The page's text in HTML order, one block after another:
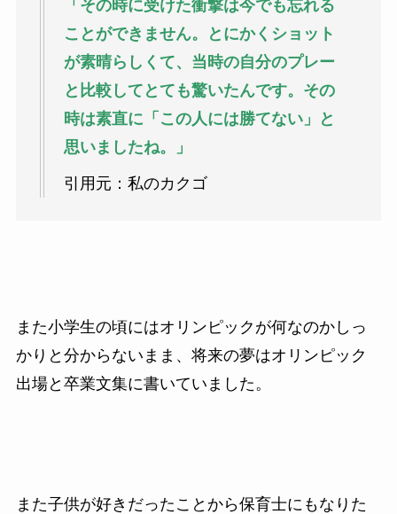
「その時に受けた衝撃は今でも忘れる
ことができません。とにかくショット
が素晴らしくて、当時の自分のプレー
と比較してとても驚いたんです。その
時は素直に「この人には勝てない」と
思いましたね。」
引用元：私のカクゴ
また小学生の頃にはオリンピックが何なのかしっ
かりと分からないまま、将来の夢はオリンピック
出場と卒業文集に書いていました。
また子供が好きだったことから保育士にもなりた